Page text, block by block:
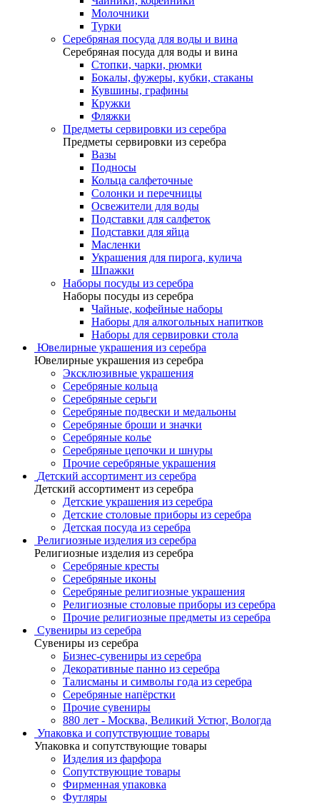
Молочники
Турки
Серебряная посуда для воды и вина
Серебряная посуда для воды и вина
Стопки, чарки, рюмки
Бокалы, фужеры, кубки, стаканы
Кувшины, графины
Кружки
Фляжки
Предметы сервировки из серебра
Предметы сервировки из серебра
Вазы
Подносы
Кольца салфеточные
Солонки и перечницы
Освежители для воды
Подставки для салфеток
Подставки для яйца
Масленки
Украшения для пирога, кулича
Шпажки
Наборы посуды из серебра
Наборы посуды из серебра
Чайные, кофейные наборы
Наборы для алкогольных напитков
Наборы для сервировки стола
Ювелирные украшения из серебра
Ювелирные украшения из серебра
Эксклюзивные украшения
Серебряные кольца
Серебряные серьги
Серебряные подвески и медальоны
Серебряные броши и значки
Серебряные колье
Серебряные цепочки и шнуры
Прочие серебряные украшения
Детский ассортимент из серебра
Детский ассортимент из серебра
Детские украшения из серебра
Детские столовые приборы из серебра
Детская посуда из серебра
Религиозные изделия из серебра
Религиозные изделия из серебра
Серебряные кресты
Серебряные иконы
Серебряные религиозные украшения
Религиозные столовые приборы из серебра
Прочие религиозные предметы из серебра
Сувениры из серебра
Сувениры из серебра
Бизнес-сувениры из серебра
Декоративные панно из серебра
Талисманы и символы года из серебра
Серебряные напёрстки
Прочие сувениры
880 лет - Москва, Великий Устюг, Вологда
Упаковка и сопутствующие товары
Упаковка и сопутствующие товары
Изделия из фарфора
Сопутствующие товары
Фирменная упаковка
Футляры